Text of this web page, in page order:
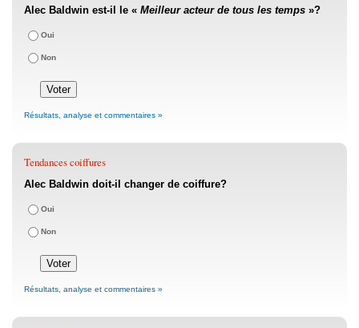
Alec Baldwin est-il le « Meilleur acteur de tous les temps »?
Oui
Non
Résultats, analyse et commentaires »
Tendances coiffures
Alec Baldwin doit-il changer de coiffure?
Oui
Non
Résultats, analyse et commentaires »